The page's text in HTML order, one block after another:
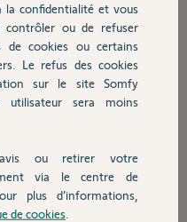
il faudra vous rapprocher
la confidentialité et vous
contrôler ou de refuser
de cookies ou certains
Le refus des cookies
sur le site Somfy
utilisateur sera moins
ou retirer votre
via le centre de
plus d’informations,
de cookies